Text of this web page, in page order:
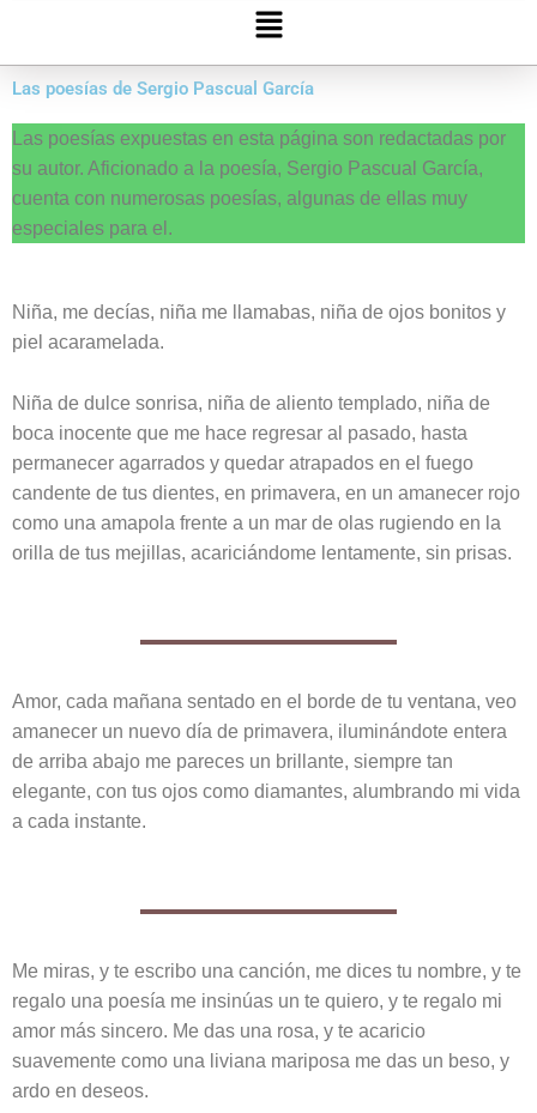
Menú
Las poesías de Sergio Pascual García
Las poesías expuestas en esta página son redactadas por
su autor. Aficionado a la poesía, Sergio Pascual García,
cuenta con numerosas poesías, algunas de ellas muy
especiales para el.
Niña, me decías, niña me llamabas, niña de ojos bonitos y
piel acaramelada.
Niña de dulce sonrisa, niña de aliento templado, niña de
boca inocente que me hace regresar al pasado, hasta
permanecer agarrados y quedar atrapados en el fuego
candente de tus dientes, en primavera, en un amanecer rojo
como una amapola frente a un mar de olas rugiendo en la
orilla de tus mejillas, acariciándome lentamente, sin prisas.
Amor, cada mañana sentado en el borde de tu ventana, veo
amanecer un nuevo día de primavera, iluminándote entera
de arriba abajo me pareces un brillante, siempre tan
elegante, con tus ojos como diamantes, alumbrando mi vida
a cada instante.
Me miras, y te escribo una canción, me dices tu nombre, y te
regalo una poesía me insinúas un te quiero, y te regalo mi
amor más sincero. Me das una rosa, y te acaricio
suavemente como una liviana mariposa me das un beso, y
ardo en deseos.